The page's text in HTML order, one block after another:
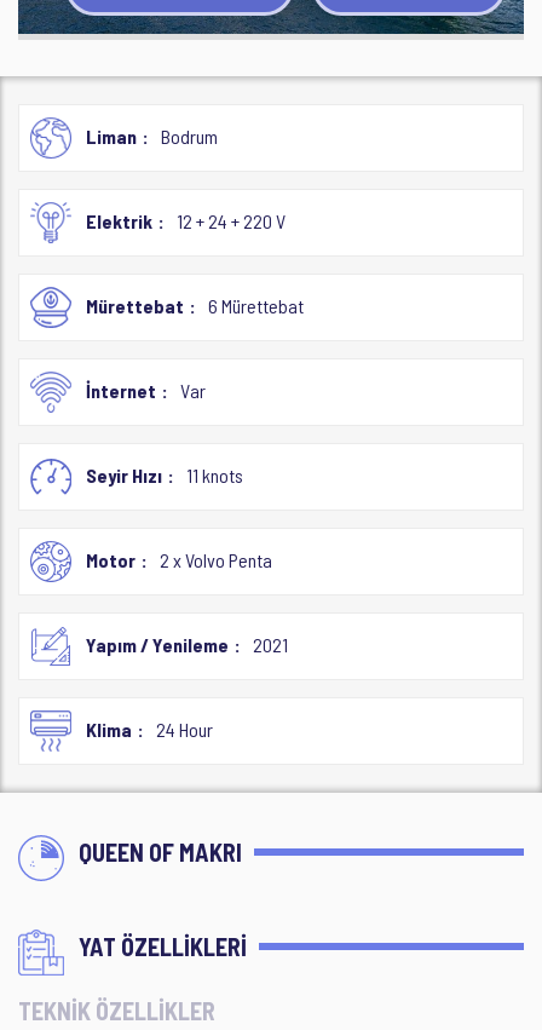
Liman Bodrum
Elektrik 12 + 24 + 220 V
Mürettebat 6 Mürettebat
İnternet Var
Seyir Hızı 11 knots
Motor 2 x Volvo Penta
Yapım / Yenileme 2021
Klima 24 Hour
QUEEN OF MAKRI
YAT ÖZELLİKLERİ
TEKNİK ÖZELLİKLER